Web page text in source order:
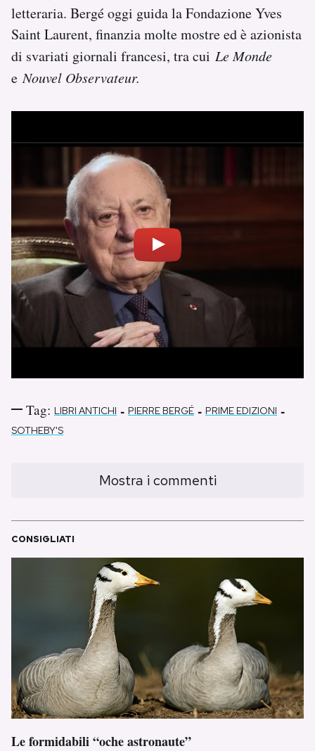
letteraria. Bergé oggi guida la Fondazione Yves
Saint Laurent, finanzia molte mostre ed è azionista
di svariati giornali francesi, tra cui Le Monde
eNouvel Observateur.
Tag: LIBRI ANTICHI - PIERRE BERGÉ - PRIME EDIZIONI -
SOTHEBY'S
Mostra i commenti
CONSIGLIATI
Le formidabili “oche astronaute”